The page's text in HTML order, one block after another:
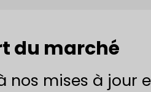
du marché
nos mises à jour